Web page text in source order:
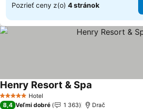
Pozrieť ceny z(o) 4 stránok
5 Počet hviezdičiek
Hotel
Henry Resort & Spa
8,4 Veľmi dobré 1 363 Drač